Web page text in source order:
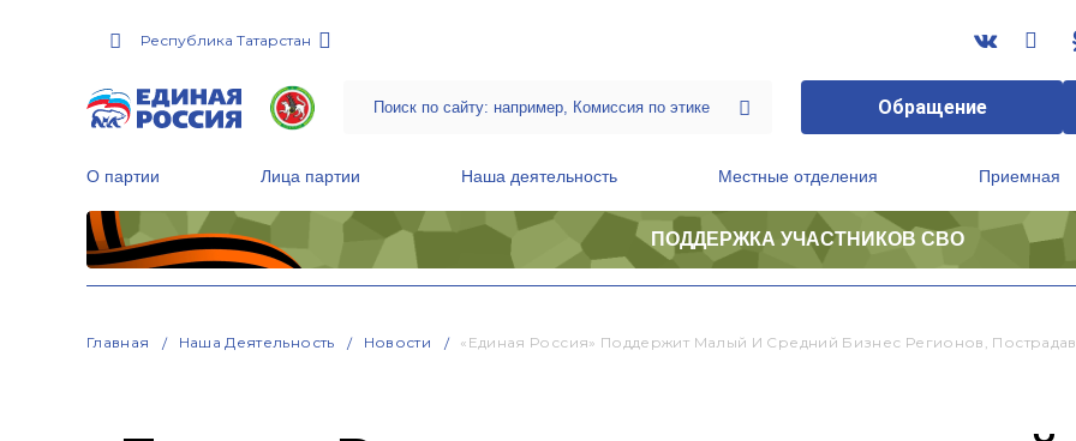
Республика Татарстан
Обращение
О партии Лица партии Наша деятельность Местные отделения Приемная
ПОДДЕРЖКА УЧАСТНИКОВ СВО
Главная Наша Деятельность Новости «Единая Россия» Поддержит Малый И Средний Бизнес Регионов,